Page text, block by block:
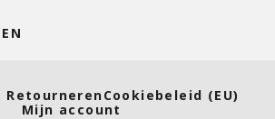
RetournerenCookiebeleid (EU)
Mijn account